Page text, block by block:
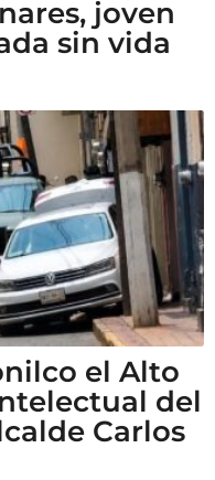
joven
sin vida
el Alto
del
Carlos